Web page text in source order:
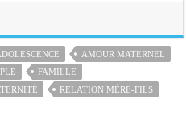
AMOUR MATERNEL
FAMILLE
RELATION MÈRE-FILS